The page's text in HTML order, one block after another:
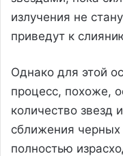
излучения не
приведут к
Однако для этой
процесс, похоже,
количество звезд
сближения
полностью